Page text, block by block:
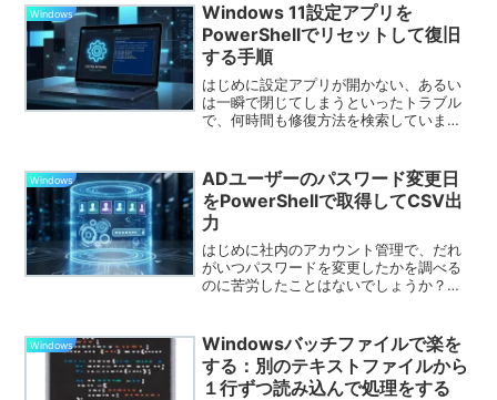
Windows
Windows 11設定アプリを
PowerShellでリセットして復旧
する手順
はじめに設定アプリが開かない、あるい
は一瞬で閉じてしまうといったトラブル
で、何時間も修復方法を検索していませ
インストールを覚悟したことがありまし
た。しかし、特定のパッ...
Windows
ADユーザーのパスワード変更日
をPowerShellで取得してCSV出
力
はじめに社内のアカウント管理で、だれ
がいつパスワードを変更したかを調べる
のに苦労したことはないでしょうか？
る作業は、人数が多いと膨大な時間がか
かって...
Windows
Windowsバッチファイルで楽を
する：別のテキストファイルから
１行ずつ読み込んで処理をする